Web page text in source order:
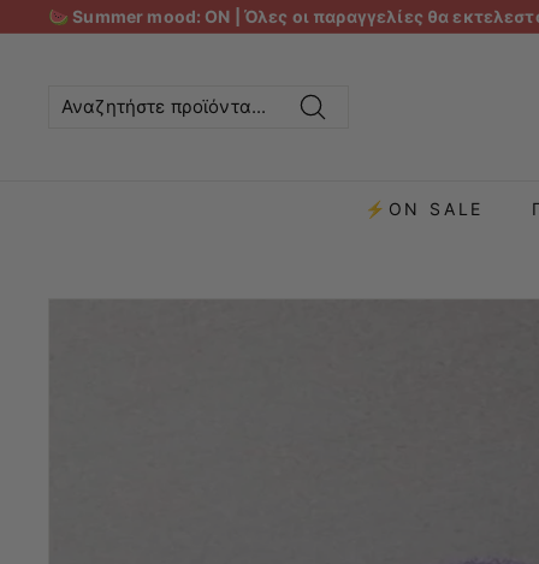
🍉 Summer mood: ON | Όλες οι παραγγελίες θα
⚡ON SALE